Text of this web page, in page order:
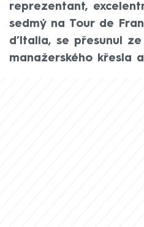
reprezentant,
sedmý na Tour de
d’Italia, se přesunul
manažerského křesla